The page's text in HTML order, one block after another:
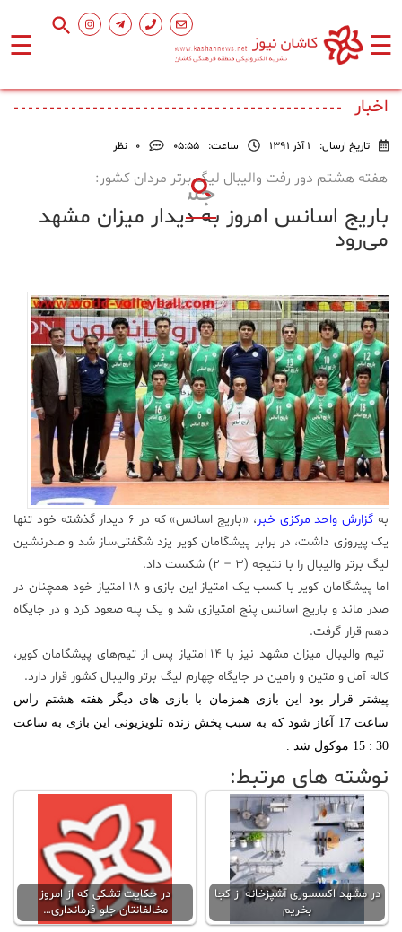
☰ ☰
اصلی
فرهنگ
و
هنر
ورزشی
محیط
زیست
علم
و
فناوری
عکس
پادکست
مجله
فرهنگی
و
هنری
اخبار
تاریخ ارسال: 1 آذر 1391 ساعت: ۰۵:۵۵ 0 نظر
هفته هشتم دور رفت والیبال لیگ برتر مردان کشور:
باریج اسانس امروز به دیدار میزان مشهد
می‌رود
بهگزارش واحد مرکزی خبر
، «باریج اسانس» که در ۶ دیدار گذشته خود تنها
یک پیروزی داشت، در برابر پیشگامان کویر یزد شگفتی‌ساز شد و صدرنشین
لیگ بر‌تر والیبال را با نتیجه (۳ – ۲) شکست داد.
اما پیشگامان کویر با کسب یک امتیاز این بازی و ۱۸ امتیاز خود همچنان در
صدر ماند و باریج اسانس پنج امتیازی شد و یک پله صعود کرد و در جایگاه
دهم قرار گرفت.
تیم والیبال میزان مشهد نیز با 14 امتیاز پس از تیم‌های پیشگامان کویر،
کاله آمل و متین و رامین در جایگاه چهارم لیگ برتر والیبال کشور قرار دارد.
پیشتر قرار بود این بازی همزمان با بازی های دیگر هفته هشتم راس
ساعت 17 آغاز شود که به سبب پخش زنده تلویزیونی این بازی به ساعت
30 : 15 موکول شد .
نوشته های مرتبط:
در مشهد اکسسوری آشپزخانه از کجا
بخریم
در حکایت تشکی که از امروز
مخالفانتان جلو فرمانداری…